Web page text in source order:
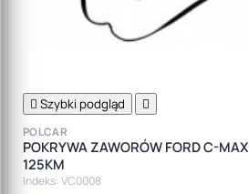
 Szybki podgląd 
POLCAR
POKRYWA ZAWORÓW FORD C-
125KM
Indeks: VC0008